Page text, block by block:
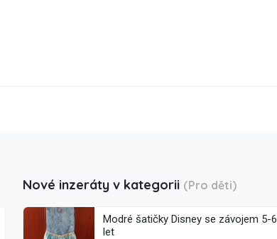
Nové inzeráty v kategorii (Pro děti)
Modré šatičky Disney se závojem 5-6
let